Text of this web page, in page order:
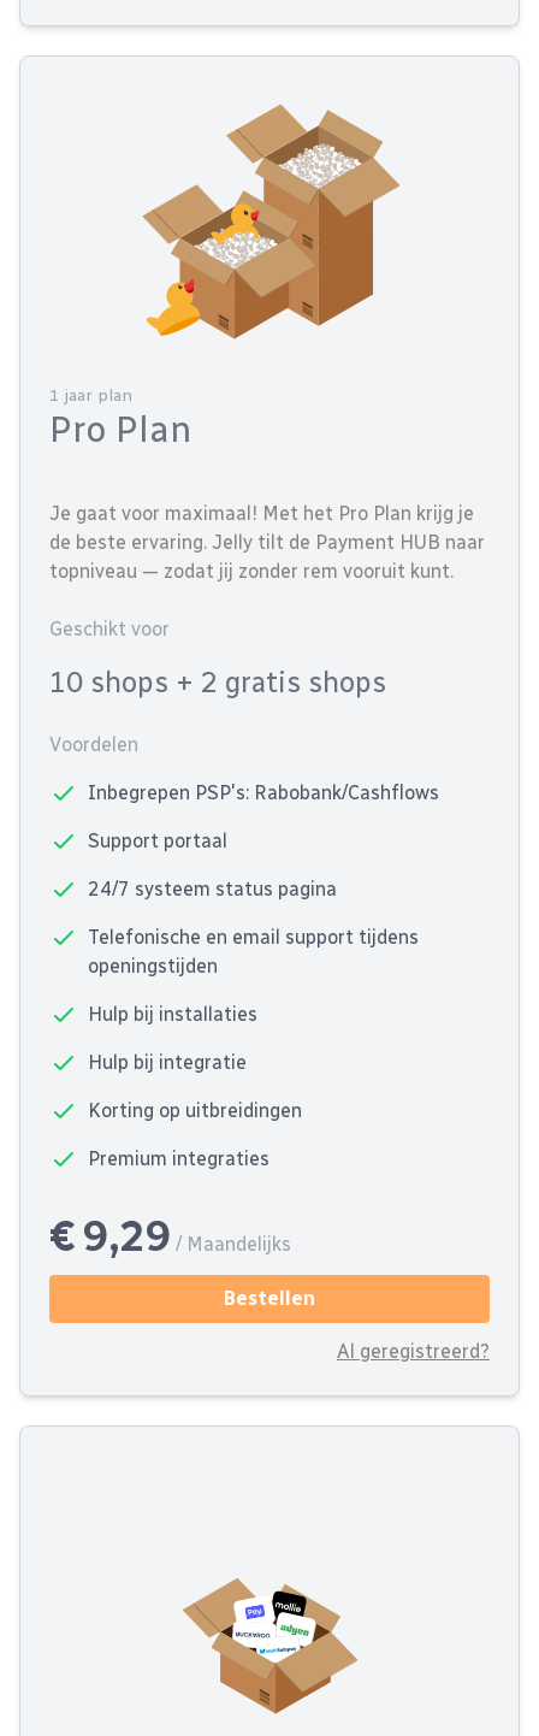
1 jaar plan
Pro Plan
Je gaat voor maximaal! Met het Pro Plan krijg je
de beste ervaring. Jelly tilt de Payment HUB naar
topniveau — zodat jij zonder rem vooruit kunt.
Geschikt voor
10 shops + 2 gratis shops
Voordelen
Inbegrepen PSP's: Rabobank/Cashflows
Support portaal
24/7 systeem status pagina
Telefonische en email support tijdens
openingstijden
Hulp bij installaties
Hulp bij integratie
Korting op uitbreidingen
Premium integraties
€ 9,29 / Maandelijks
Bestellen
Al geregistreerd?